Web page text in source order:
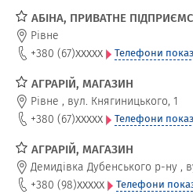
АБІНА, ПРИВАТНЕ
Рівне
+380 (67)xxxxx Телефони
АГРАРІЙ, МАГАЗИН
Рівне , вул. Княгиницького, 1
+380 (67)xxxxx Телефони
АГРАРІЙ, МАГАЗИН
Демидівка Дубенського р-ну ,
+380 (98)xxxxx Телефони